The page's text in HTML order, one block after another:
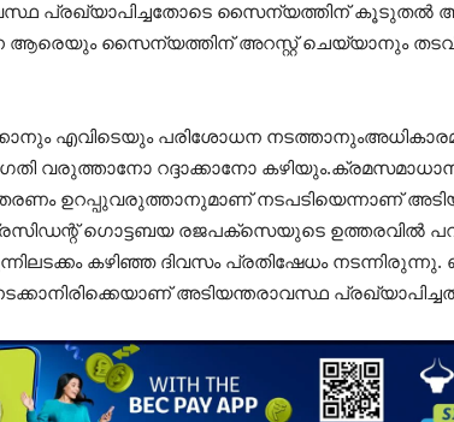
പ്രഖ്യാപിച്ചതോടെ സൈന്യത്തിന് കൂടുതല്‍
ആരെയും സൈന്യത്തിന് അറസ്റ്റ് ചെയ്യാനും
എവിടെയും പരിശോധന
വരുത്താനോ റദ്ദാക്കാനോ
ഉറപ്പുവരുത്താനുമാണ് നടപടിയെന്നാണ്
ഗൊട്ടബയ രജപക്‌സെയുടെ ഉത്തരവില്‍
കഴിഞ്ഞ ദിവസം പ്രതിഷേധം
അടിയന്തരാവസ്ഥ